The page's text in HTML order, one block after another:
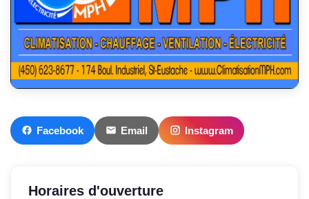
Facebook Email Instagram
Horaires d'ouverture